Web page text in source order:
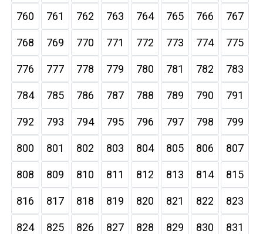
760 761 762 763 764 765 766 767
768 769 770 771 772 773 774 775
776 777 778 779 780 781 782 783
784 785 786 787 788 789 790 791
792 793 794 795 796 797 798 799
800 801 802 803 804 805 806 807
808 809 810 811 812 813 814 815
816 817 818 819 820 821 822 823
824 825 826 827 828 829 830 831